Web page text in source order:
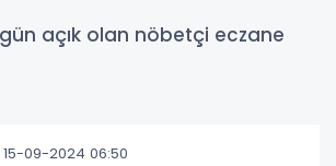
açık olan nöbetçi eczane
15-09-2024 06:50